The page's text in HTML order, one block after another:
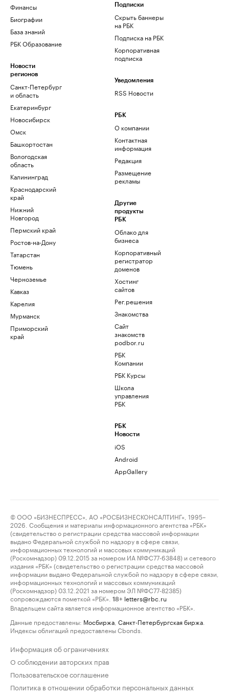
Финансы
Биографии
База знаний
РБК Образование
Новости
регионов
Санкт-Петербург
и область
Екатеринбург
Новосибирск
Омск
Башкортостан
Вологодская
область
Калининград
Краснодарский
край
Нижний
Новгород
Пермский край
Ростов-на-Дону
Татарстан
Тюмень
Черноземье
Кавказ
Карелия
Мурманск
Приморский
край
Подписки
Скрыть баннеры
на РБК
Подписка на РБК
Корпоративная
подписка
Уведомления
RSS Новости
РБК
О компании
Контактная
информация
Редакция
Размещение
рекламы
Другие
продукты
РБК
Облако для
бизнеса
Корпоративный
регистратор
доменов
Хостинг
сайтов
Рег.решения
Знакомства
Сайт
знакомств
podbor.ru
РБК
Компании
РБК Курсы
Школа
управления
РБК
РБК
Новости
iOS
Android
AppGallery
© ООО «БИЗНЕСПРЕСС», АО «РОСБИЗНЕСКОНСАЛТИНГ», 1995–
2026. Сообщения и материалы информационного агентства «РБК»
(свидетельство о регистрации средства массовой информации
выдано Федеральной службой по надзору в сфере связи,
информационных технологий и массовых коммуникаций
(Роскомнадзор) 09.12.2015 за номером ИА №ФС77-63848) и сетевого
издания «РБК» (свидетельство о регистрации средства массовой
информации выдано Федеральной службой по надзору в сфере связи,
информационных технологий и массовых коммуникаций
(Роскомнадзор) 03.12.2021 за номером ЭЛ №ФС77-82385)
сопровождаются пометкой «РБК».
18+ letters@rbc.ru
Владельцем сайта является информационное агентство «РБК».
Данные предоставлены: Мосбиржа Санкт-Петербургская биржа
Индексы облигаций предоставлены Cbonds.
Информация об ограничениях
О соблюдении авторских прав
Пользовательское соглашение
Политика в отношении обработки персональных данных